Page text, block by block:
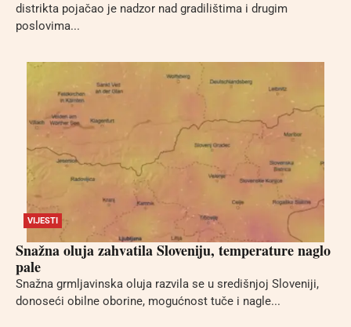
distrikta pojačao je nadzor nad gradilištima i drugim
poslovima...
VIJESTI
Snažna oluja zahvatila Sloveniju, temperature naglo
pale
Snažna grmljavinska oluja razvila se u središnjoj Sloveniji,
donoseći obilne oborine, mogućnost tuče i nagle...